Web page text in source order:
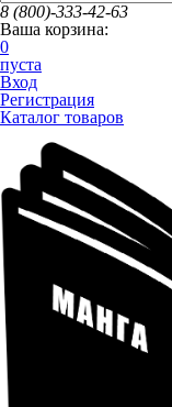
8 (800)-333-42-63
Ваша корзина:
0
пуста
Вход
Регистрация
Каталог товаров